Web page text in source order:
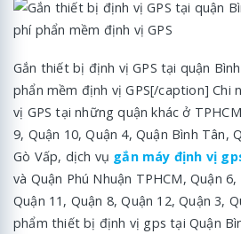
Gắn thiết bị định vị GPS tại quận
phẩn mềm định vị GPS[/caption] Chi
vị GPS tại những quận khác ở
9, Quận 10, Quận 4, Quận Bình Tân,
Gò Vấp, dịch vụ gắn máy định vị
và Quận Phú Nhuận TPHCM, Quận
Quận 11, Quận 8, Quận 12, Quận 3,
phẩm thiết bị định vị gps tại Quận